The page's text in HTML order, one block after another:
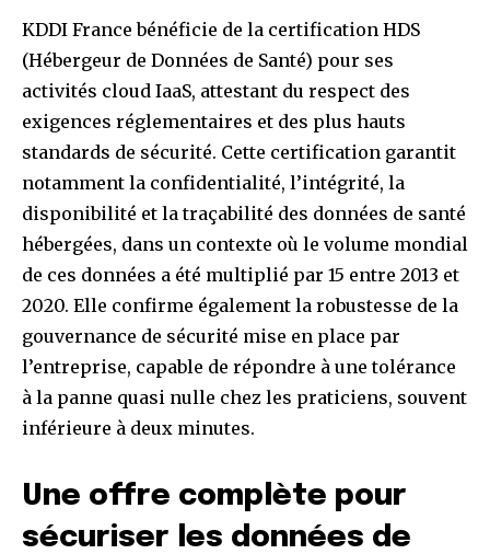
KDDI France bénéficie de la certification HDS
(Hébergeur de Données de Santé) pour ses
activités cloud IaaS, attestant du respect des
exigences réglementaires et des plus hauts
standards de sécurité. Cette certification garantit
notamment la confidentialité, l’intégrité, la
disponibilité et la traçabilité des données de santé
hébergées, dans un contexte où le volume mondial
de ces données a été multiplié par 15 entre 2013 et
2020. Elle confirme également la robustesse de la
gouvernance de sécurité mise en place par
l’entreprise, capable de répondre à une tolérance
à la panne quasi nulle chez les praticiens, souvent
inférieure à deux minutes.
Une offre complète pour
sécuriser les données de